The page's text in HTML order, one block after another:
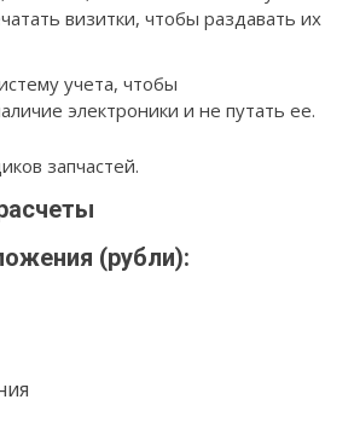
визитки, чтобы раздавать их
учета, чтобы
электроники и не путать ее.
запчастей.
(рубли):